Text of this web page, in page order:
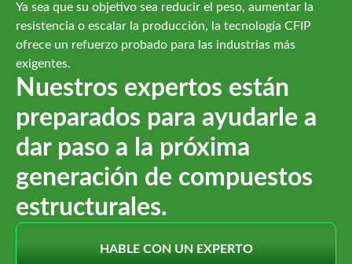
Ya sea que su objetivo sea reducir el peso, aumentar la
resistencia o escalar la producción, la tecnología CFIP
ofrece un refuerzo probado para las industrias más
exigentes.
Nuestros expertos están
preparados para ayudarle a
dar paso a la próxima
generación de compuestos
estructurales.
HABLE CON UN EXPERTO